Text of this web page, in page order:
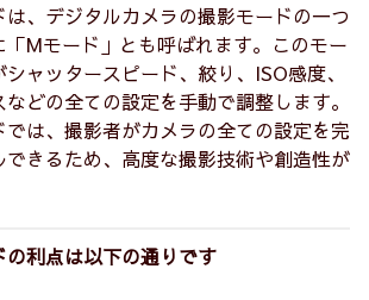
は、デジタルカメラの撮影モードの一つ
Mモード」とも呼ばれます。このモー
ャッタースピード、絞り、ISO感度、
どの全ての設定を手動で調整します。
では、撮影者がカメラの全ての設定を完
できるため、高度な撮影技術や創造性が
利点は以下の通りです